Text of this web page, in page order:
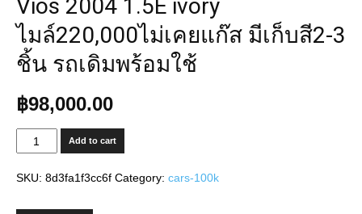
Vios 2004 1.5E ivory
ไมล์220,000ไม่เคยแก๊ส มีเก็บสี2-3
ชิ้น รถเดิมพร้อมใช้
฿98,000.00
Vios
2004
1.5E
Add to cart
SKU: 8d3fa1f3cc6f Category: cars-100k